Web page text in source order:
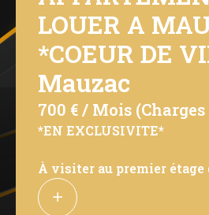
LOUER A
*COEUR DE
Mauzac
700 € / Mois
*EN EXCLUSIVITE*
À visiter au premier étage
sécurisé par interphone :
appartement de 56 m²